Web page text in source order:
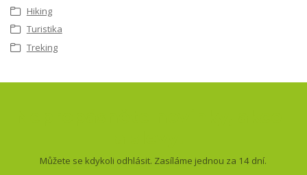
Hiking
Turistika
Treking
Můžete se kdykoli odhlásit. Zasíláme jednou za 14 dní.